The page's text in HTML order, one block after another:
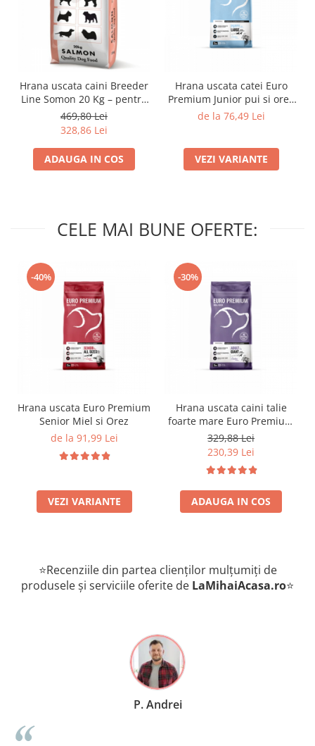
Hrana uscata caini Breeder
Line Somon 20 Kg – pentru
digestie sensibila
469,80 Lei
328,86 Lei
ADAUGA IN COS
Hrana uscata catei Euro
Premium Junior pui si orez
– crestere sanatoasa
de la 76,49 Lei
VEZI VARIANTE
CELE MAI BUNE OFERTE:
-40%
Hrana uscata Euro Premium
Senior Miel si Orez
de la 91,99 Lei
VEZI VARIANTE
-30%
Hrana uscata caini talie
foarte mare Euro Premium
Giant Adult pui si orez 15
Kg
329,88 Lei
230,39 Lei
ADAUGA IN COS
⭐Recenziile din partea clienților mulțumiți de
produsele și serviciile oferite de LaMihaiAcasa.ro⭐
P. Andrei